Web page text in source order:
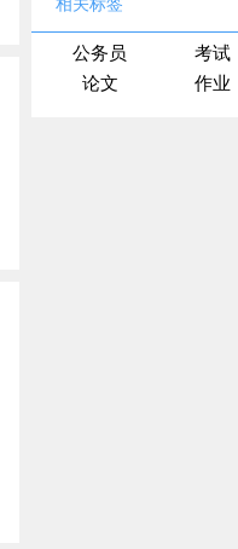
相关标签
公务员 考试
论文
作业